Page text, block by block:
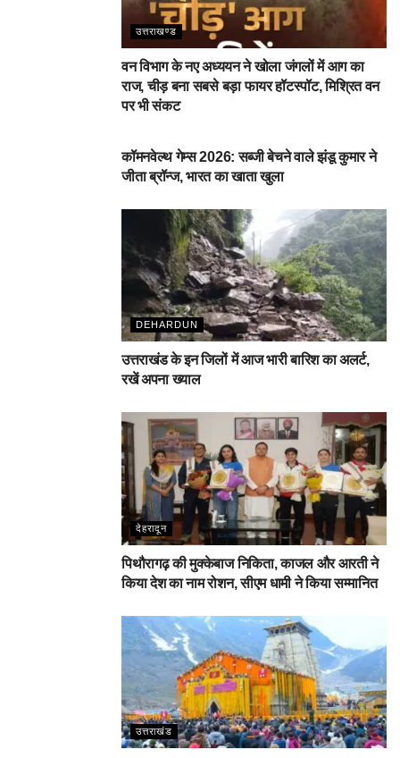
उत्तराखण्ड
वन विभाग के नए अध्ययन ने खोला जंगलों में आग का
राज, चीड़ बना सबसे बड़ा फायर हॉटस्पॉट, मिश्रित वन
पर भी संकट
कॉमनवेल्थ गेम्स 2026: सब्जी बेचने वाले झंडू कुमार ने
जीता ब्रॉन्ज, भारत का खाता खुला
DEHARDUN
उत्तराखंड के इन जिलों में आज भारी बारिश का अलर्ट,
रखें अपना ख्याल
देहरादून
पिथौरागढ़ की मुक्केबाज निकिता, काजल और आरती ने
किया देश का नाम रोशन, सीएम धामी ने किया सम्मानित
उत्तराखंड